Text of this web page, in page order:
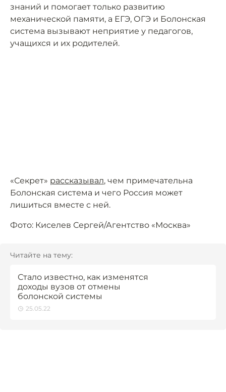
знаний и помогает только развитию
механической памяти, а ЕГЭ, ОГЭ и Болонская
система вызывают неприятие у педагогов,
учащихся и их родителей.
«Секрет» рассказывал, чем примечательна
Болонская система и чего Россия может
лишиться вместе с ней.
Фото: Киселев Сергей/Агентство «Москва»
Читайте на тему:
Стало известно, как изменятся
доходы вузов от отмены
болонской системы
25.05.22